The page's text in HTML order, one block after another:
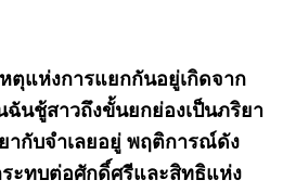
ตุแห่งการแยกกันอยู่เกิดจาก
นชู้สาวถึงขั้นยกย่องเป็นภริยา
ากับจำเลยอยู่ พฤติการณ์ดัง
ระทบต่อศักดิ์ศรีและสิทธิแห่ง